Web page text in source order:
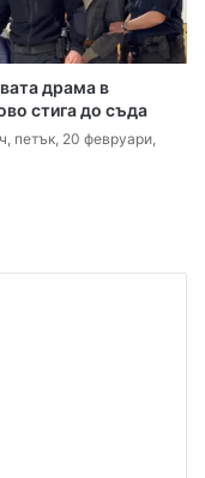
драма в
стига до съда
петък, 20 февруари,